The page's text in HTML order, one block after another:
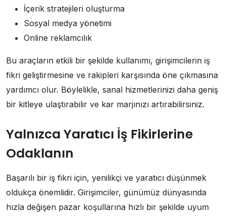
İçerik stratejileri oluşturma
Sosyal medya yönetimi
Online reklamcılık
Bu araçların etkili bir şekilde kullanımı, girişimcilerin iş
fikri geliştirmesine ve rakipleri karşısında öne çıkmasına
yardımcı olur. Böylelikle, sanal hizmetlerinizi daha geniş
bir kitleye ulaştırabilir ve kar marjınızı artırabilirsiniz.
Yalnızca Yaratıcı İş Fikirlerine
Odaklanın
Başarılı bir iş fikri için, yenilikçi ve yaratıcı düşünmek
oldukça önemlidir. Girişimciler, günümüz dünyasında
hızla değişen pazar koşullarına hızlı bir şekilde uyum